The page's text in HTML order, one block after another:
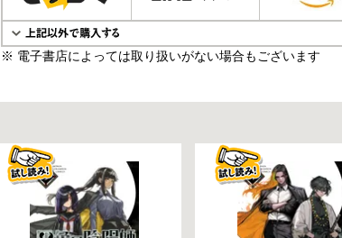
※ 電子書店によっては取り扱いがない場合もございます